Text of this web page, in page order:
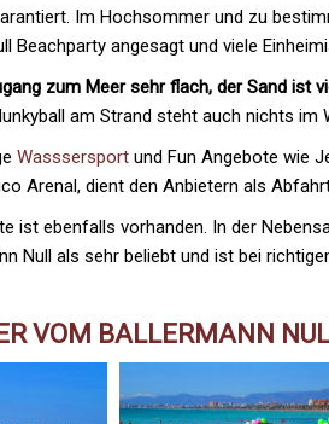
Im Hochsommer und zu
Beachparty angesagt und viele
zum Meer sehr flach, der Sand ist
am Strand steht auch nichts im
Wasssersport und Fun Angebote wie
Arenal, dient den Anbietern als
ist ebenfalls vorhanden. In der
Null als sehr beliebt und ist bei
VOM BALLERMANN